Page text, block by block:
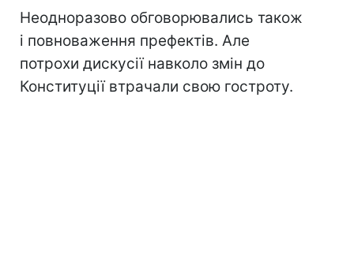
Неодноразово обговорювались також
і повноваження префектів. Але
потрохи дискусії навколо змін до
Конституції втрачали свою гостроту.